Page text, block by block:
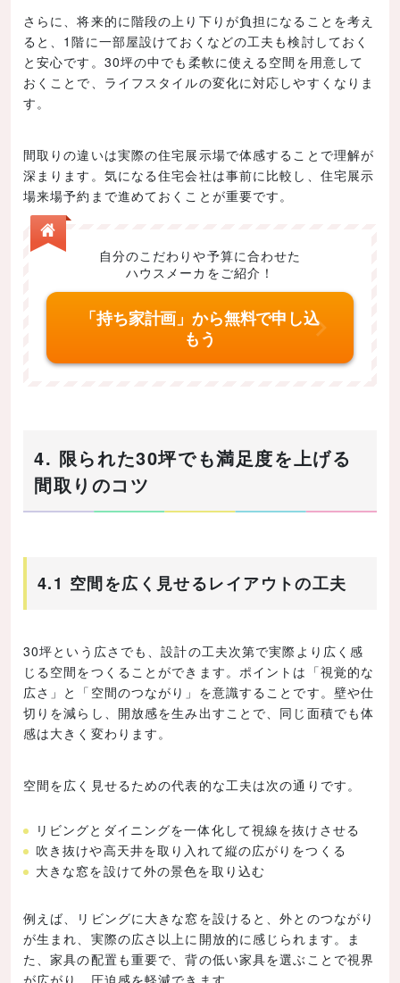
さらに、将来的に階段の上り下りが負担になることを考え
ると、1階に一部屋設けておくなどの工夫も検討しておく
と安心です。30坪の中でも柔軟に使える空間を用意して
おくことで、ライフスタイルの変化に対応しやすくなりま
す。
間取りの違いは実際の住宅展示場で体感することで理解が
深まります。気になる住宅会社は事前に比較し、住宅展示
場来場予約まで進めておくことが重要です。
自分のこだわりや予算に合わせた
ハウスメーカをご紹介！
「持ち家計画」から無料で申し込
もう
4. 限られた30坪でも満足度を上げる
間取りのコツ
4.1 空間を広く見せるレイアウトの工夫
30坪という広さでも、設計の工夫次第で実際より広く感
じる空間をつくることができます。ポイントは「視覚的な
広さ」と「空間のつながり」を意識することです。壁や仕
切りを減らし、開放感を生み出すことで、同じ面積でも体
感は大きく変わります。
空間を広く見せるための代表的な工夫は次の通りです。
リビングとダイニングを一体化して視線を抜けさせる
吹き抜けや高天井を取り入れて縦の広がりをつくる
大きな窓を設けて外の景色を取り込む
例えば、リビングに大きな窓を設けると、外とのつながり
が生まれ、実際の広さ以上に開放的に感じられます。ま
た、家具の配置も重要で、背の低い家具を選ぶことで視界